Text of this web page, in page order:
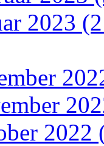
2023
2022